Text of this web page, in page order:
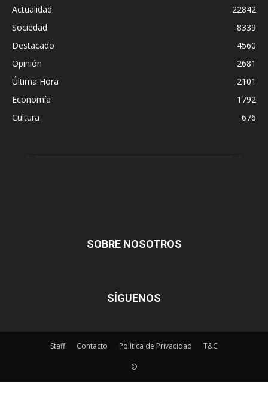
Actualidad
22842
Sociedad
8339
Destacado
4560
Opinión
2681
Última Hora
2101
Economía
1792
Cultura
676
SOBRE NOSOTROS
SÍGUENOS
Staff Contacto Política de Privacidad T&C
©